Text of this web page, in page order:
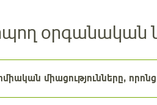
օրգանական
միացությունները,